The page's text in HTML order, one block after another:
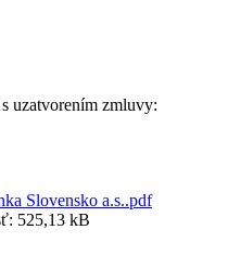
uzatvorením zmluvy:
Slovensko a.s..pdf
525,13 kB